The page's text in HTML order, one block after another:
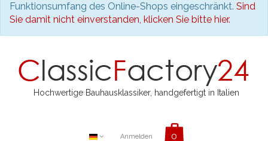
Funktionsumfang des Online-Shops eingeschränkt. Sind
Sie damit nicht einverstanden, klicken Sie bitte hier.
Hochwertige Bauhausklassiker, handgefertigt in Italien
Anmelden